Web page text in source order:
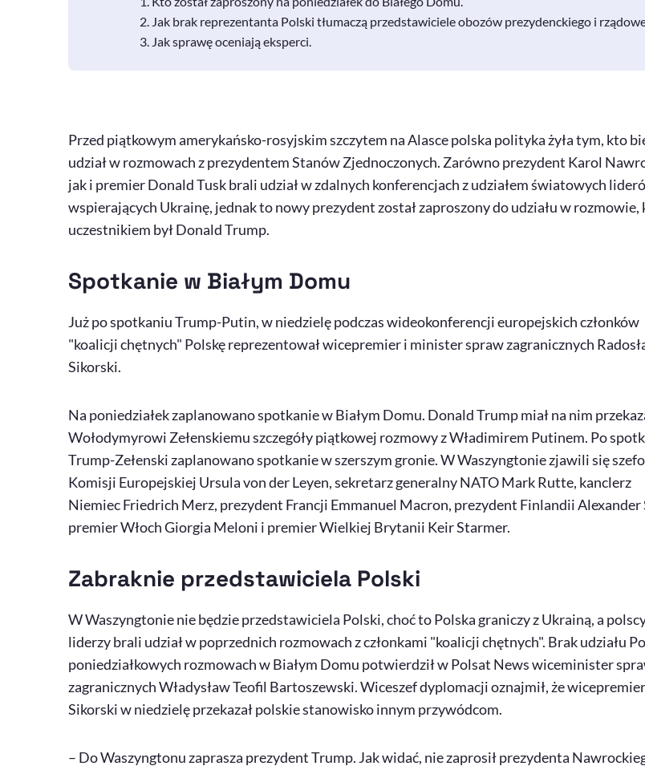
Jak brak reprezentanta Polski tłumaczą przedstawiciele obozów prezydenckiego i
Jak sprawę oceniają eksperci.
Przed piątkowym amerykańsko-rosyjskim szczytem na Alasce polska polityka żyła tym, kto
udział w rozmowach z prezydentem Stanów Zjednoczonych. Zarówno prezydent Karol
jak i premier Donald Tusk brali udział w zdalnych konferencjach z udziałem światowych
wspierających Ukrainę, jednak to nowy prezydent został zaproszony do udziału w rozmowie,
uczestnikiem był Donald Trump.
Spotkanie w Białym Domu
Już po spotkaniu Trump-Putin, w niedzielę podczas wideokonferencji europejskich członków
"koalicji chętnych" Polskę reprezentował wicepremier i minister spraw zagranicznych
Sikorski.
Na poniedziałek zaplanowano spotkanie w Białym Domu. Donald Trump miał na nim
Wołodymyrowi Zełenskiemu szczegóły piątkowej rozmowy z Władimirem Putinem. Po
Trump-Zełenski zaplanowano spotkanie w szerszym gronie. W Waszyngtonie zjawili się
Komisji Europejskiej Ursula von der Leyen, sekretarz generalny NATO Mark Rutte, kanclerz
Niemiec Friedrich Merz, prezydent Francji Emmanuel Macron, prezydent Finlandii Alexander
premier Włoch Giorgia Meloni i premier Wielkiej Brytanii Keir Starmer.
Zabraknie przedstawiciela Polski
W Waszyngtonie nie będzie przedstawiciela Polski, choć to Polska graniczy z Ukrainą, a
liderzy brali udział w poprzednich rozmowach z członkami "koalicji chętnych". Brak udziału
poniedziałkowych rozmowach w Białym Domu potwierdził w Polsat News wiceminister
zagranicznych Władysław Teofil Bartoszewski. Wiceszef dyplomacji oznajmił, że wicepremier
Sikorski w niedzielę przekazał polskie stanowisko innym przywódcom.
– Do Waszyngtonu zaprasza prezydent Trump. Jak widać, nie zaprosił prezydenta